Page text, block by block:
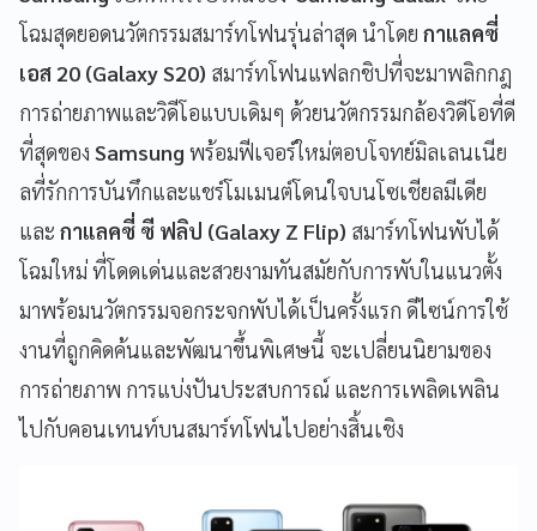
โฉมสุดยอดนวัตกรรมสมาร์ทโฟนรุ่นล่าสุด นำโดย กาแลคซี่
เอส 20 (Galaxy S20) สมาร์ทโฟนแฟลกชิปที่จะมาพลิกกฎ
การถ่ายภาพและวิดีโอแบบเดิมๆ ด้วยนวัตกรรมกล้องวิดีโอที่ดี
ที่สุดของ Samsung พร้อมฟีเจอร์ใหม่ตอบโจทย์มิลเลนเนีย
ลที่รักการบันทึกและแชร์โมเมนต์โดนใจบนโซเชียลมีเดีย
และ กาแลคซี่ ซี ฟลิป (Galaxy Z Flip) สมาร์ทโฟนพับได้
โฉมใหม่ ที่โดดเด่นและสวยงามทันสมัยกับการพับในแนวตั้ง
มาพร้อมนวัตกรรมจอกระจกพับได้เป็นครั้งแรก ดีไซน์การใช้
งานที่ถูกคิดค้นและพัฒนาขึ้นพิเศษนี้ จะเปลี่ยนนิยามของ
การถ่ายภาพ การแบ่งปันประสบการณ์ และการเพลิดเพลิน
ไปกับคอนเทนท์บนสมาร์ทโฟนไปอย่างสิ้นเชิง